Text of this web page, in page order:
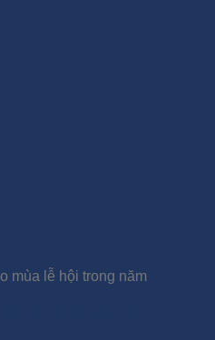
mùa lễ hội trong năm